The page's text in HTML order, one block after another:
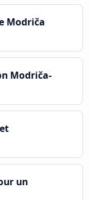
Modriča
Modriča-
un